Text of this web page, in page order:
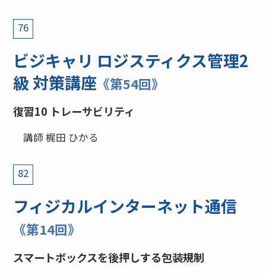
76
ビジキャリ ロジスティクス管理2
級 対策講座 《第54回》
復習10 トレーサビリティ
講師 梶田 ひかる
82
フィジカルインターネット通信
《第14回》
スマートボックスを後押しする包装規制